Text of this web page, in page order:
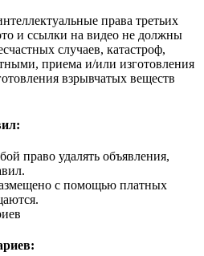
права третьих
и ссылки на видео не должны
случаев, катастроф,
приема и/или изготовления
взрывчатых веществ
право удалять объявления,
с помощью платных